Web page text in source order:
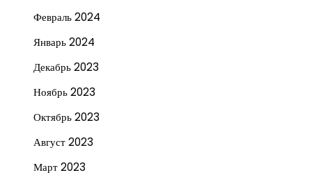
Февраль 2024
Январь 2024
Декабрь 2023
Ноябрь 2023
Октябрь 2023
Август 2023
Март 2023